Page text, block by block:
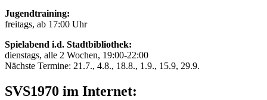
Jugendtraining:
freitags, ab 17:00 Uhr
Spielabend i.d. Stadtbibliothek:
dienstags, alle 2 Wochen, 19:00-22:00
Nächste Termine: 21.7., 4.8., 18.8., 1.9., 15.9, 29.9.
SVS1970 im Internet: